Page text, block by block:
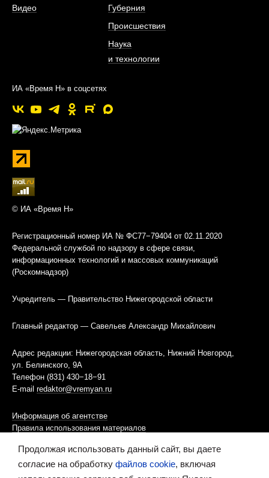
Видео
Губерния
Происшествия
Наука
и технологии
ИА «Время Н» в соцсетях
© ИА «Время Н»
Регистрационный номер ИА № ФС77−79404 от 02.11.2020
Федеральной службой по надзору в сфере связи,
информационных технологий и массовых коммуникаций
(Роскомнадзор)
Учредитель — Правительство Нижегородской области
Главный редактор — Савельев Александр Михайлович
Адрес редакции: Нижегородская область, Нижний Новгород,
ул. Белинского, 9А
Телефон (831) 430−18−91
E-mail redaktor@vremyan.ru
Информация об агентстве
Правила использования материалов
Информационная политика использования «cookies»-файлов
Продолжая использовать данный сайт, вы даете
согласие на обработку файлов cookie, включая